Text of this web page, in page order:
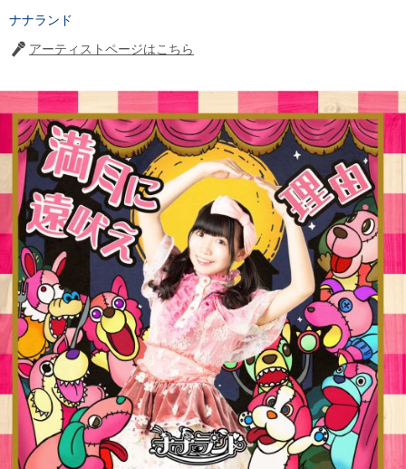
ナナランド
アーティストページはこちら